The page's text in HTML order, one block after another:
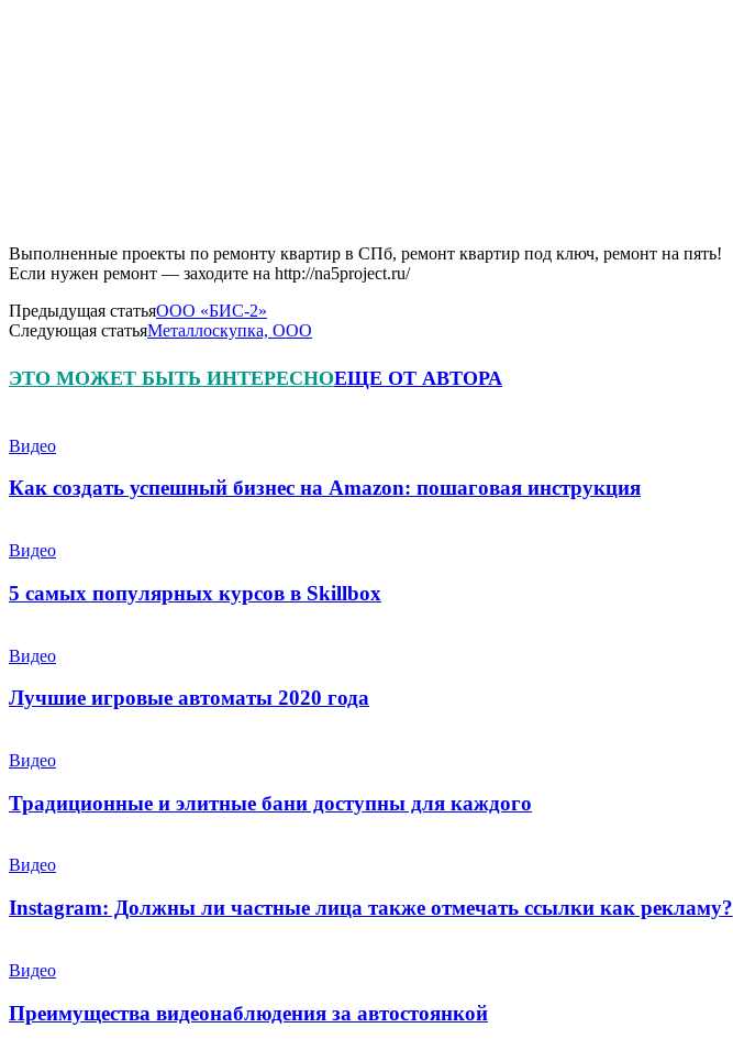
Выполненные проекты по ремонту квартир в СПб, ремонт квартир под ключ, ремонт на пять!
Если нужен ремонт — заходите на http://na5project.ru/
Предыдущая статьяООО «БИС-2»
Следующая статьяМеталлоскупка, ООО
ЭТО МОЖЕТ БЫТЬ ИНТЕРЕСНОЕЩЕ ОТ АВТОРА
Видео
Как создать успешный бизнес на Amazon: пошаговая инструкция
Видео
5 самых популярных курсов в Skillbox
Видео
Лучшие игровые автоматы 2020 года
Видео
Традиционные и элитные бани доступны для каждого
Видео
Instagram: Должны ли частные лица также отмечать ссылки как рекламу?
Видео
Преимущества видеонаблюдения за автостоянкой